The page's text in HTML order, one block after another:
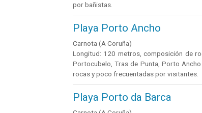
por bañistas.
Playa Porto Ancho
Carnota (A Coruña)
Longitud: 120 metros, composición de
Portocubelo, Tras de Punta, Porto
rocas y poco frecuentadas por visitantes.
Playa Porto da Barca